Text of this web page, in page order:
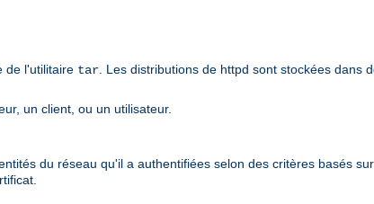
de l'utilitaire tar . Les distributions de httpd sont stockées dans
un client, ou un utilisateur.
du réseau qu'il a authentifiées selon des critères basés